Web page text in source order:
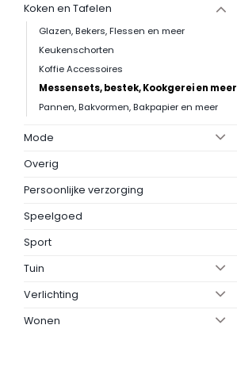
Koken en Tafelen
Glazen, Bekers, Flessen en meer
Keukenschorten
Koffie Accessoires
Messensets, bestek, Kookgerei en meer
Pannen, Bakvormen, Bakpapier en meer
Mode
Overig
Persoonlijke verzorging
Speelgoed
Sport
Tuin
Verlichting
Wonen